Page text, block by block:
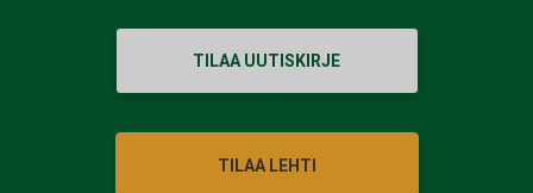
TILAA UUTISKIRJE
TILAA LEHTI